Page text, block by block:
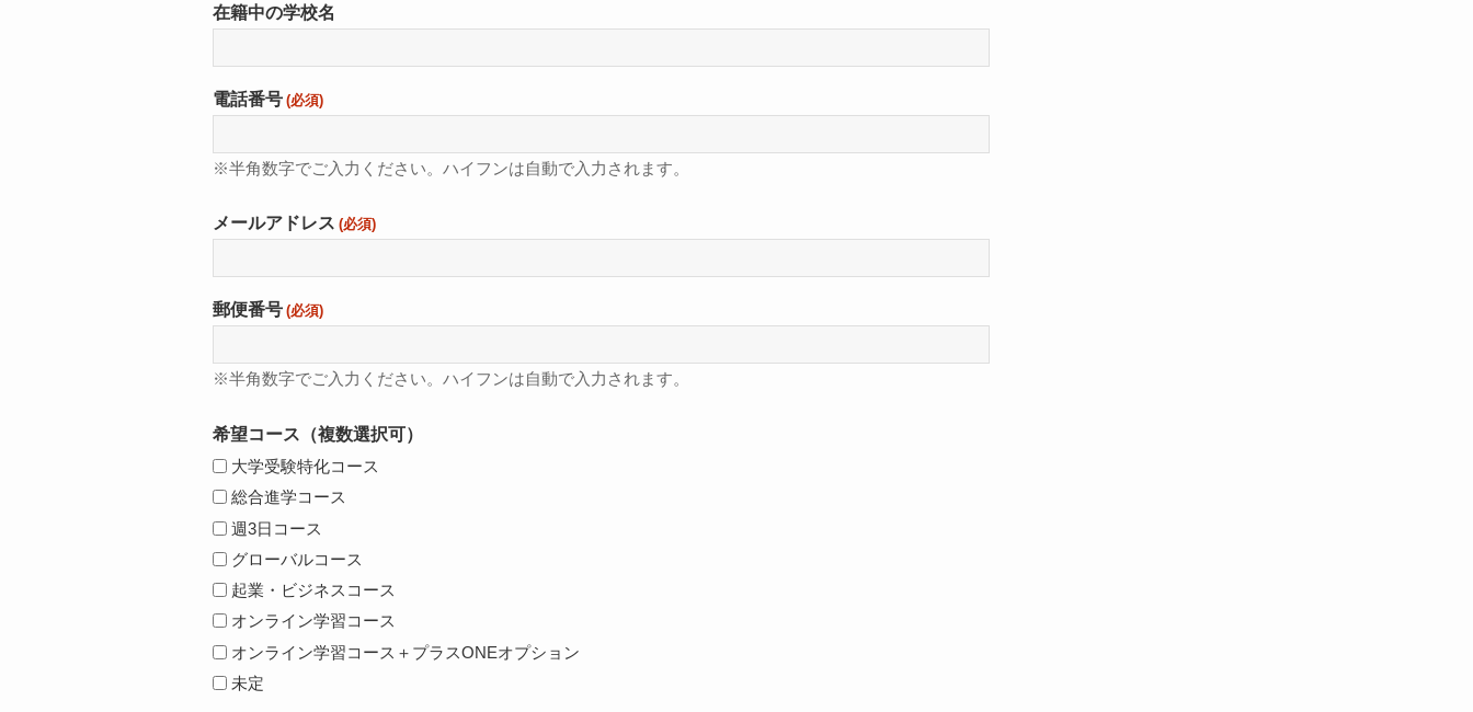
在籍中の学校名
電話番号 (必須)
※半角数字でご入力ください。ハイフンは自動で入力されます。
メールアドレス (必須)
郵便番号 (必須)
※半角数字でご入力ください。ハイフンは自動で入力されます。
希望コース（複数選択可）
大学受験特化コース
総合進学コース
週3日コース
グローバルコース
起業・ビジネスコース
オンライン学習コース
オンライン学習コース＋プラスONEオプション
未定